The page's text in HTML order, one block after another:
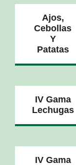
Ajos,
Cebollas
Y
Patatas
IV Gama
Lechugas
IV Gama